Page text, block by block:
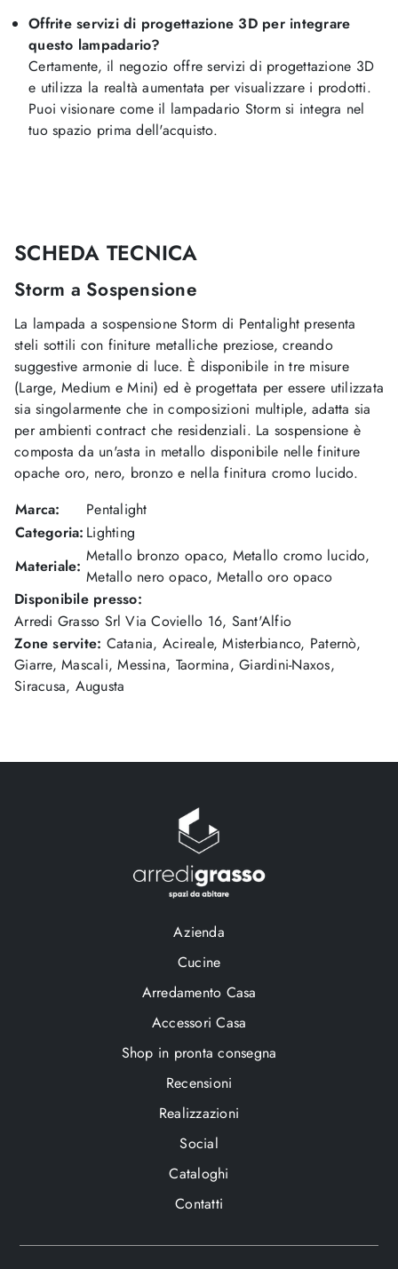
Offrite servizi di progettazione 3D per integrare
questo lampadario?
Certamente, il negozio offre servizi di progettazione 3D
e utilizza la realtà aumentata per visualizzare i prodotti.
Puoi visionare come il lampadario Storm si integra nel
tuo spazio prima dell'acquisto.
SCHEDA TECNICA
Storm a Sospensione
La lampada a sospensione Storm di Pentalight presenta
steli sottili con finiture metalliche preziose, creando
suggestive armonie di luce. È disponibile in tre misure
(Large, Medium e Mini) ed è progettata per essere utilizzata
sia singolarmente che in composizioni multiple, adatta sia
per ambienti contract che residenziali. La sospensione è
composta da un'asta in metallo disponibile nelle finiture
opache oro, nero, bronzo e nella finitura cromo lucido.
Marca:
Pentalight
Categoria: Lighting
Materiale:
Metallo bronzo opaco, Metallo cromo lucido,
Metallo nero opaco, Metallo oro opaco
Disponibile presso:
Arredi Grasso Srl Via Coviello 16, Sant'Alfio
Zone servite: Catania, Acireale, Misterbianco, Paternò,
Giarre, Mascali, Messina, Taormina, Giardini-Naxos,
Siracusa, Augusta
Azienda
Cucine
Arredamento Casa
Accessori Casa
Shop in pronta consegna
Recensioni
Realizzazioni
Social
Cataloghi
Contatti